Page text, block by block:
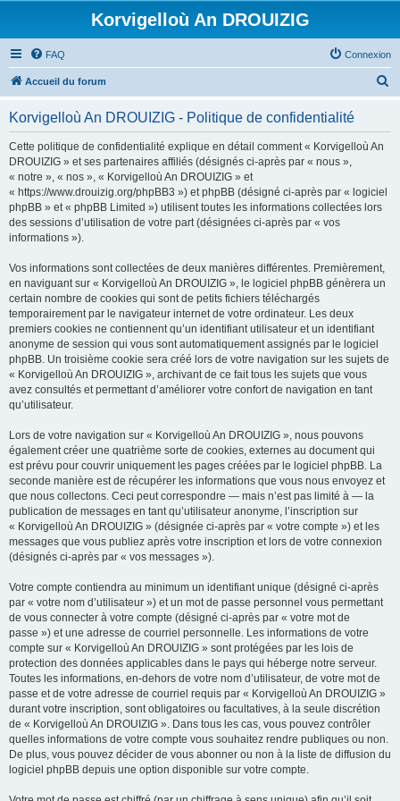
Korvigelloù An DROUIZIG
FAQ Connexion
Accueil du forum
Korvigelloù An DROUIZIG - Politique de confidentialité
Cette politique de confidentialité explique en détail comment « Korvigelloù An
DROUIZIG » et ses partenaires affiliés (désignés ci-après par « nous »,
« notre », « nos », « Korvigelloù An DROUIZIG » et
« https://www.drouizig.org/phpBB3 ») et phpBB (désigné ci-après par « logiciel
phpBB » et « phpBB Limited ») utilisent toutes les informations collectées lors
des sessions d’utilisation de votre part (désignées ci-après par « vos
informations »).
Vos informations sont collectées de deux manières différentes. Premièrement,
en naviguant sur « Korvigelloù An DROUIZIG », le logiciel phpBB génèrera un
certain nombre de cookies qui sont de petits fichiers téléchargés
temporairement par le navigateur internet de votre ordinateur. Les deux
premiers cookies ne contiennent qu’un identifiant utilisateur et un identifiant
anonyme de session qui vous sont automatiquement assignés par le logiciel
phpBB. Un troisième cookie sera créé lors de votre navigation sur les sujets de
« Korvigelloù An DROUIZIG », archivant de ce fait tous les sujets que vous
avez consultés et permettant d’améliorer votre confort de navigation en tant
qu’utilisateur.
Lors de votre navigation sur « Korvigelloù An DROUIZIG », nous pouvons
également créer une quatrième sorte de cookies, externes au document qui
est prévu pour couvrir uniquement les pages créées par le logiciel phpBB. La
seconde manière est de récupérer les informations que vous nous envoyez et
que nous collectons. Ceci peut correspondre — mais n’est pas limité à — la
publication de messages en tant qu’utilisateur anonyme, l’inscription sur
« Korvigelloù An DROUIZIG » (désignée ci-après par « votre compte ») et les
messages que vous publiez après votre inscription et lors de votre connexion
(désignés ci-après par « vos messages »).
Votre compte contiendra au minimum un identifiant unique (désigné ci-après
par « votre nom d’utilisateur ») et un mot de passe personnel vous permettant
de vous connecter à votre compte (désigné ci-après par « votre mot de
passe ») et une adresse de courriel personnelle. Les informations de votre
compte sur « Korvigelloù An DROUIZIG » sont protégées par les lois de
protection des données applicables dans le pays qui héberge notre serveur.
Toutes les informations, en-dehors de votre nom d’utilisateur, de votre mot de
passe et de votre adresse de courriel requis par « Korvigelloù An DROUIZIG »
durant votre inscription, sont obligatoires ou facultatives, à la seule discrétion
de « Korvigelloù An DROUIZIG ». Dans tous les cas, vous pouvez contrôler
quelles informations de votre compte vous souhaitez rendre publiques ou non.
De plus, vous pouvez décider de vous abonner ou non à la liste de diffusion du
logiciel phpBB depuis une option disponible sur votre compte.